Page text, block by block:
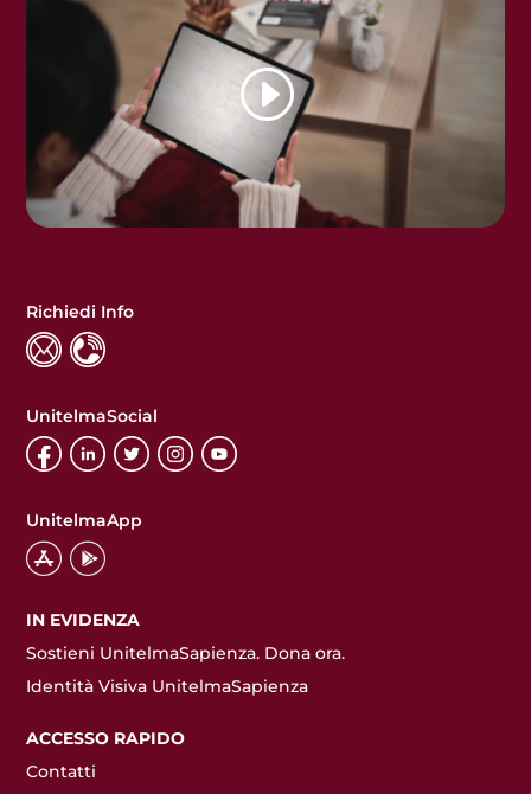
Richiedi Info
UnitelmaSocial
UnitelmaApp
IN EVIDENZA
Sostieni UnitelmaSapienza. Dona ora.
Identità Visiva UnitelmaSapienza
ACCESSO RAPIDO
Contatti